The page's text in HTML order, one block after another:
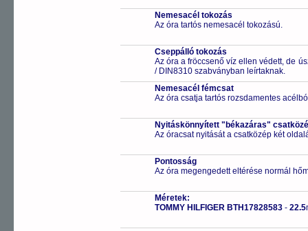
Nemesacél tokozás
Az óra tartós nemesacél tokozású.
Cseppálló tokozás
Az óra a fröccsenő víz ellen védett, de
/ DIN8310 szabványban leírtaknak.
Nemesacél fémcsat
Az óra csatja tartós rozsdamentes
Nyitáskönnyített "békazáras"
Az óracsat nyitását a csatközép két
Pontosság
Az óra megengedett eltérése normál
Méretek:
TOMMY HILFIGER BTH17828583 - 22.5